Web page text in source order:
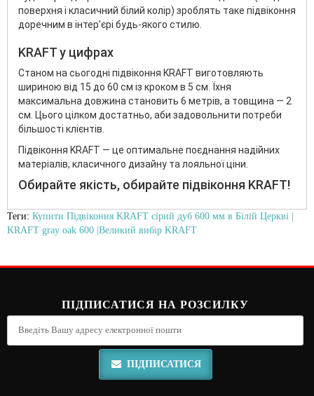
поверхня і класичний білий колір) зроблять таке підвіконня
доречним в інтер’єрі будь-якого стилю.
KRAFT у цифрах
Станом на сьогодні підвіконня KRAFT виготовляють
шириною від 15 до 60 см із кроком в 5 см. Їхня
максимальна довжина становить 6 метрів, а товщина — 2
см. Цього цілком достатньо, аби задовольнити потреби
більшості клієнтів.
Підвіконня KRAFT — це оптимальне поєднання надійних
матеріалів, класичного дизайну та лояльної ціни.
Обирайте якість, обирайте підвіконня KRAFT!
Теги: Купити Підвіконня KRAFT сірий дуб 600 мм в Білій Церкві |
KRAFT gray oak 600 |Великий вибір KRAFT
ПІДПИСАТИСЯ НА РОЗСИЛКУ
ПІДПИСАТИСЯ